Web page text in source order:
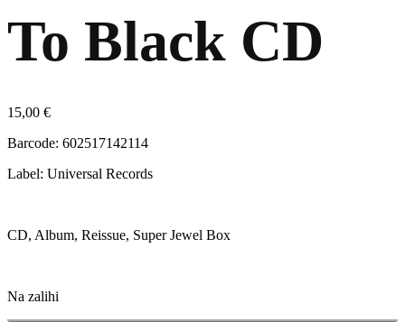
To Black CD
15,00 €
Barcode: 602517142114
Label: Universal Records
CD, Album, Reissue, Super Jewel Box
Na zalihi